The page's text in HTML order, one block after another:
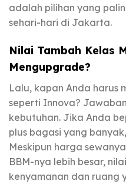
adalah pilihan yang
sehari-hari di Jakarta.
Nilai Tambah Kelas
Mengupgrade?
Lalu, kapan Anda harus
seperti Innova?
kebutuhan. Jika Anda
plus bagasi yang
Meskipun harga
BBM-nya lebih besar,
kenyamanan dan ruang